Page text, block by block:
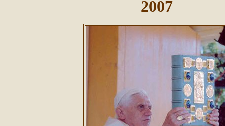
2007